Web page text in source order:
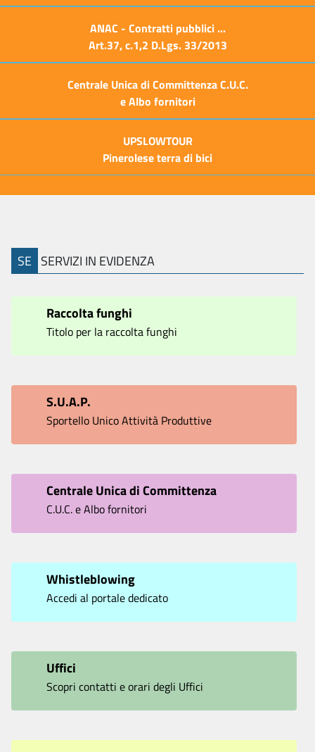
ANAC - Contratti pubblici ...
Art.37, c.1,2 D.Lgs. 33/2013
Centrale Unica di Committenza C.U.C.
e Albo fornitori
UPSLOWTOUR
Pinerolese terra di bici
SE SERVIZI IN EVIDENZA
Raccolta funghi
Titolo per la raccolta funghi
S.U.A.P.
Sportello Unico Attività Produttive
Centrale Unica di Committenza
C.U.C. e Albo fornitori
Whistleblowing
Accedi al portale dedicato
Uffici
Scopri contatti e orari degli Uffici